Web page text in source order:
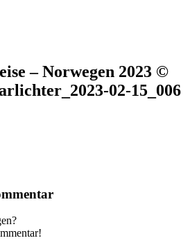
– Norwegen 2023 ©
02-15_006